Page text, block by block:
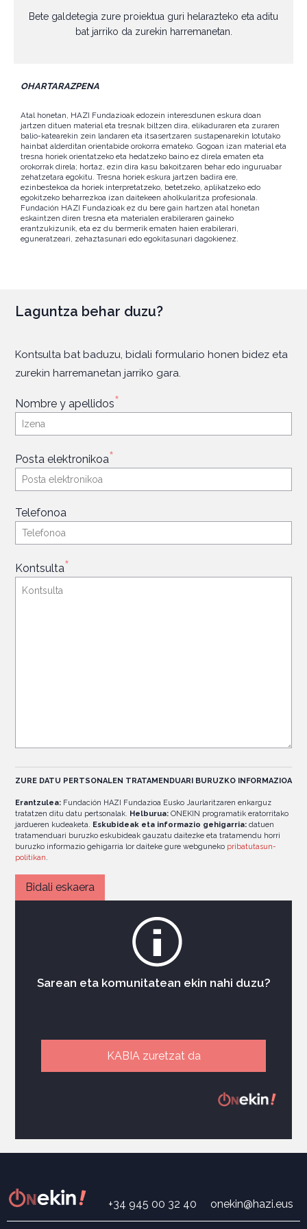
Bete galdetegia zure proiektua guri helarazteko eta aditu
bat jarriko da zurekin harremanetan.
OHARTARAZPENA
Atal honetan, HAZI Fundazioak edozein interesdunen eskura doan
jartzen dituen material eta tresnak biltzen dira, elikaduraren eta zuraren
balio-katearekin zein landaren eta itsasertzaren sustapenarekin lotutako
hainbat alderditan orientabide orokorra emateko. Gogoan izan material eta
tresna horiek orientatzeko eta hedatzeko baino ez direla ematen eta
orokorrak direla; hortaz, ezin dira kasu bakoitzaren behar edo inguruabar
zehatzetara egokitu. Tresna horiek eskura jartzen badira ere,
ezinbestekoa da horiek interpretatzeko, betetzeko, aplikatzeko edo
egokitzeko beharrezkoa izan daitekeen aholkularitza profesionala.
Fundación HAZI Fundazioak ez du bere gain hartzen atal honetan
eskaintzen diren tresna eta materialen erabileraren gaineko
erantzukizunik, eta ez du bermerik ematen haien erabilerari,
eguneratzeari, zehaztasunari edo egokitasunari dagokienez.
Laguntza behar duzu?
Kontsulta bat baduzu, bidali formulario honen bidez eta
zurekin harremanetan jarriko gara.
Nombre y apellidos*
Posta elektronikoa*
Telefonoa
Kontsulta*
ZURE DATU PERTSONALEN TRATAMENDUARI BURUZKO INFORMAZIOA
Erantzulea: Fundación HAZI Fundazioa Eusko Jaurlaritzaren enkarguz
tratatzen ditu datu pertsonalak. Helburua: ONEKIN programatik eratorritako
jardueren kudeaketa. Eskubideak eta informazio gehigarria: datuen
tratamenduari buruzko eskubideak gauzatu daitezke eta tratamendu horri
buruzko informazio gehigarria lor daiteke gure webguneko pribatutasun-
politikan.
Sarean eta komunitatean ekin nahi duzu?
KABIA zuretzat da
+34 945 00 32 40 onekin@hazi.eus